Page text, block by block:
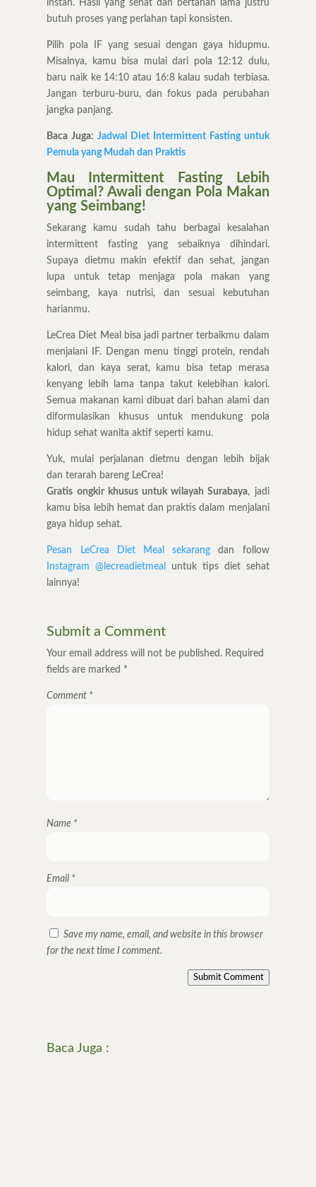
instan. Hasil yang sehat dan bertahan lama justru
butuh proses yang perlahan tapi konsisten.
Pilih pola IF yang sesuai dengan gaya hidupmu.
Misalnya, kamu bisa mulai dari pola 12:12 dulu,
baru naik ke 14:10 atau 16:8 kalau sudah terbiasa.
Jangan terburu-buru, dan fokus pada perubahan
jangka panjang.
Baca Juga:Jadwal Diet Intermittent Fasting untuk
Pemula yang Mudah dan Praktis
Mau Intermittent Fasting Lebih
Optimal? Awali dengan Pola Makan
yang Seimbang!
Sekarang kamu sudah tahu berbagai kesalahan
intermittent fasting yang sebaiknya dihindari.
Supaya dietmu makin efektif dan sehat, jangan
lupa untuk tetap menjaga pola makan yang
seimbang, kaya nutrisi, dan sesuai kebutuhan
harianmu.
LeCrea Diet Meal bisa jadi partner terbaikmu dalam
menjalani IF. Dengan menu tinggi protein, rendah
kalori, dan kaya serat, kamu bisa tetap merasa
kenyang lebih lama tanpa takut kelebihan kalori.
Semua makanan kami dibuat dari bahan alami dan
diformulasikan khusus untuk mendukung pola
hidup sehat wanita aktif seperti kamu.
Yuk, mulai perjalanan dietmu dengan lebih bijak
dan terarah bareng LeCrea!
Gratis ongkir khusus untuk wilayah Surabaya, jadi
kamu bisa lebih hemat dan praktis dalam menjalani
gaya hidup sehat.
Pesan LeCrea Diet Meal sekarang dan follow
Instagram @lecreadietmeal
untuk tips diet sehat
lainnya!
Submit a Comment
Your email address will not be published. Required
fields are marked *
Comment *
Name *
Email *
Save my name, email, and website in this browser
for the next time I comment.
Submit Comment
Baca Juga :